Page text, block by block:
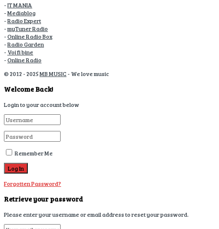
-IT MANIA
-Mediablog
-Radio Expert
-myTuner Radio
-Online Radio Box
-Radio Garden
- Voi fi bine
-Online Radio
© 2012 - 2025MB MUSIC- We love music
Welcome Back!
Login to your account below
Remember Me
Forgotten Password?
Retrieve your password
Please enter your username or email address to reset your password.